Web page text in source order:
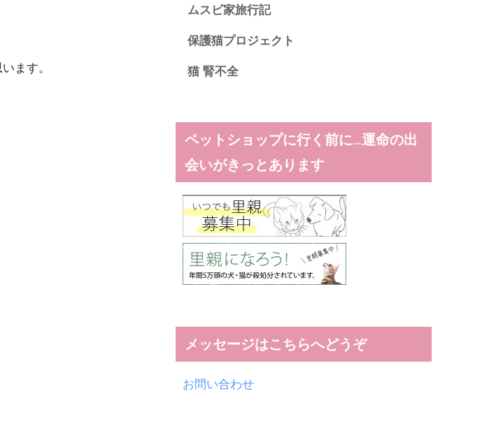
ます。
ムスビ家旅行記
保護猫プロジェクト
猫 腎不全
ペットショップに行く前に…運命の出
会いがきっとあります
メッセージはこちらへどうぞ
お問い合わせ